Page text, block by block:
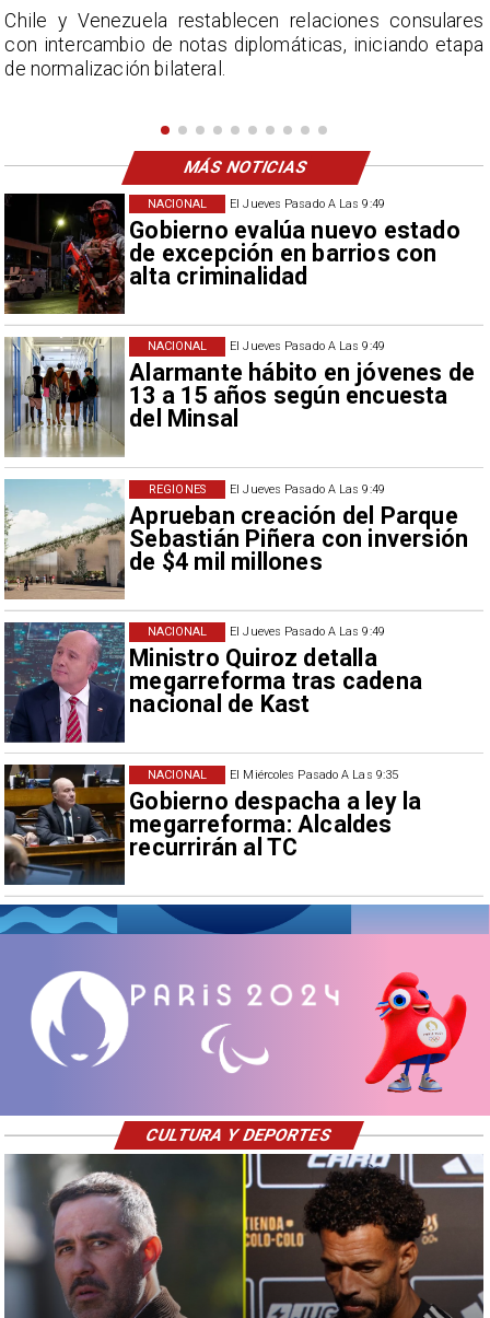
El Jueves Pasado A Las 9:49
Gobierno evalúa nuevo estado
de excepción en barrios con
alta criminalidad
NACIONAL
El Jueves Pasado A Las 9:49
Alarmante hábito en jóvenes de
13 a 15 años según encuesta
del Minsal
NACIONAL
El Jueves Pasado A Las 9:49
Aprueban creación del Parque
Sebastián Piñera con inversión
de $4 mil millones
REGIONES
El Jueves Pasado A Las 9:49
Ministro Quiroz detalla
megarreforma tras cadena
nacional de Kast
NACIONAL
El Miércoles Pasado A Las 9:35
Gobierno despacha a ley la
megarreforma: Alcaldes
recurrirán al TC
NACIONAL
La Confederación Nacional de Ferias Libres (ASOF)
considera inaceptable que se refieran a Fabiola
Campillai como 'señora de feria', expresión utilizada
MÁS NOTICIAS
CULTURA Y DEPORTES